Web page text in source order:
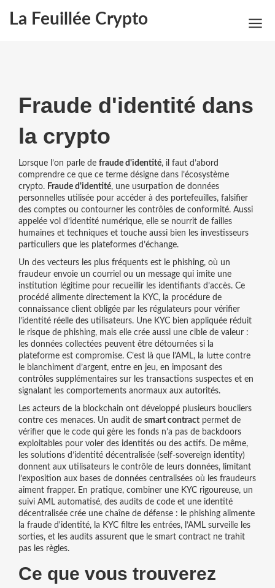
La Feuillée Crypto
Fraude d'identité dans
la crypto
Lorsque l’on parle de fraude d'identité, il faut d’abord
comprendre ce que ce terme désigne dans l’écosystème
crypto. Fraude d'identité, une usurpation de données
personnelles utilisée pour accéder à des portefeuilles, falsifier
des comptes ou contourner les contrôles de conformité. Aussi
appelée vol d’identité numérique, elle se nourrit de failles
humaines et techniques et touche aussi bien les investisseurs
particuliers que les plateformes d’échange.
Un des vecteurs les plus fréquents est le phishing, où un
fraudeur envoie un courriel ou un message qui imite une
institution légitime pour recueillir les identifiants d’accès. Ce
procédé alimente directement la KYC, la procédure de
connaissance client obligée par les régulateurs pour vérifier
l’identité réelle des utilisateurs. Une KYC bien appliquée réduit
le risque de phishing, mais elle crée aussi une cible de valeur :
les données collectées peuvent être détournées si la
plateforme est compromise. C’est là que l’AML, la lutte contre
le blanchiment d’argent, entre en jeu, en imposant des
contrôles supplémentaires sur les transactions suspectes et en
signalant les comportements anormaux aux autorités.
Les acteurs de la blockchain ont développé plusieurs boucliers
contre ces menaces. Un audit de smart contractpermet de
vérifier que le code qui gère les fonds n’a pas de backdoors
exploitables pour voler des identités ou des actifs. De même,
les solutions d’identité décentralisée (self‑sovereign identity)
donnent aux utilisateurs le contrôle de leurs données, limitant
l’exposition aux bases de données centralisées où les fraudeurs
aiment frapper. En pratique, combiner une KYC rigoureuse, un
suivi AML automatisé, des audits de code et une identité
décentralisée crée une chaîne de défense : le phishing alimente
la fraude d'identité, la KYC filtre les entrées, l’AML surveille les
sorties, et les audits assurent que le smart contract ne trahit
pas les règles.
Ce que vous trouverez